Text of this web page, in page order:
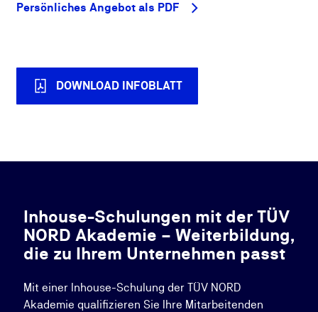
Persönliches Angebot als PDF
DOWNLOAD INFOBLATT
Inhouse-Schulungen mit der TÜV
NORD Akademie – Weiterbildung,
die zu Ihrem Unternehmen passt
Mit einer Inhouse-Schulung der TÜV NORD
Akademie qualifizieren Sie Ihre Mitarbeitenden